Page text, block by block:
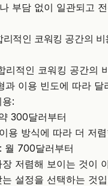
부담 없이 일관되고
적인 코워킹 공간의 비
리적인 코워킹 공간의
과 이용 빈도에 따라 달
:
300달러부터
용 방식에 따라 더 저
: 월 700달러부터
저렴해 보이는 것이
설정을 선택하는 것